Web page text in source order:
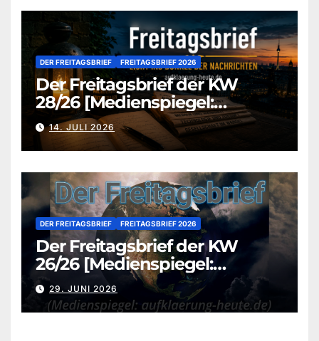
DER FREITAGSBRIEF FREITAGSBRIEF 2026
Der Freitagsbrief der KW
28/26 [Medienspiegel:
aufklaerung-heute.de]
14. JULI 2026
DER FREITAGSBRIEF FREITAGSBRIEF 2026
Der Freitagsbrief der KW
26/26 [Medienspiegel:
aufklaerung-heute.de]
29. JUNI 2026